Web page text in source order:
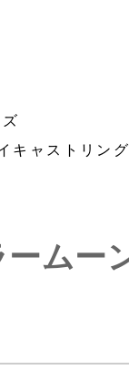
キャストリン
ームー